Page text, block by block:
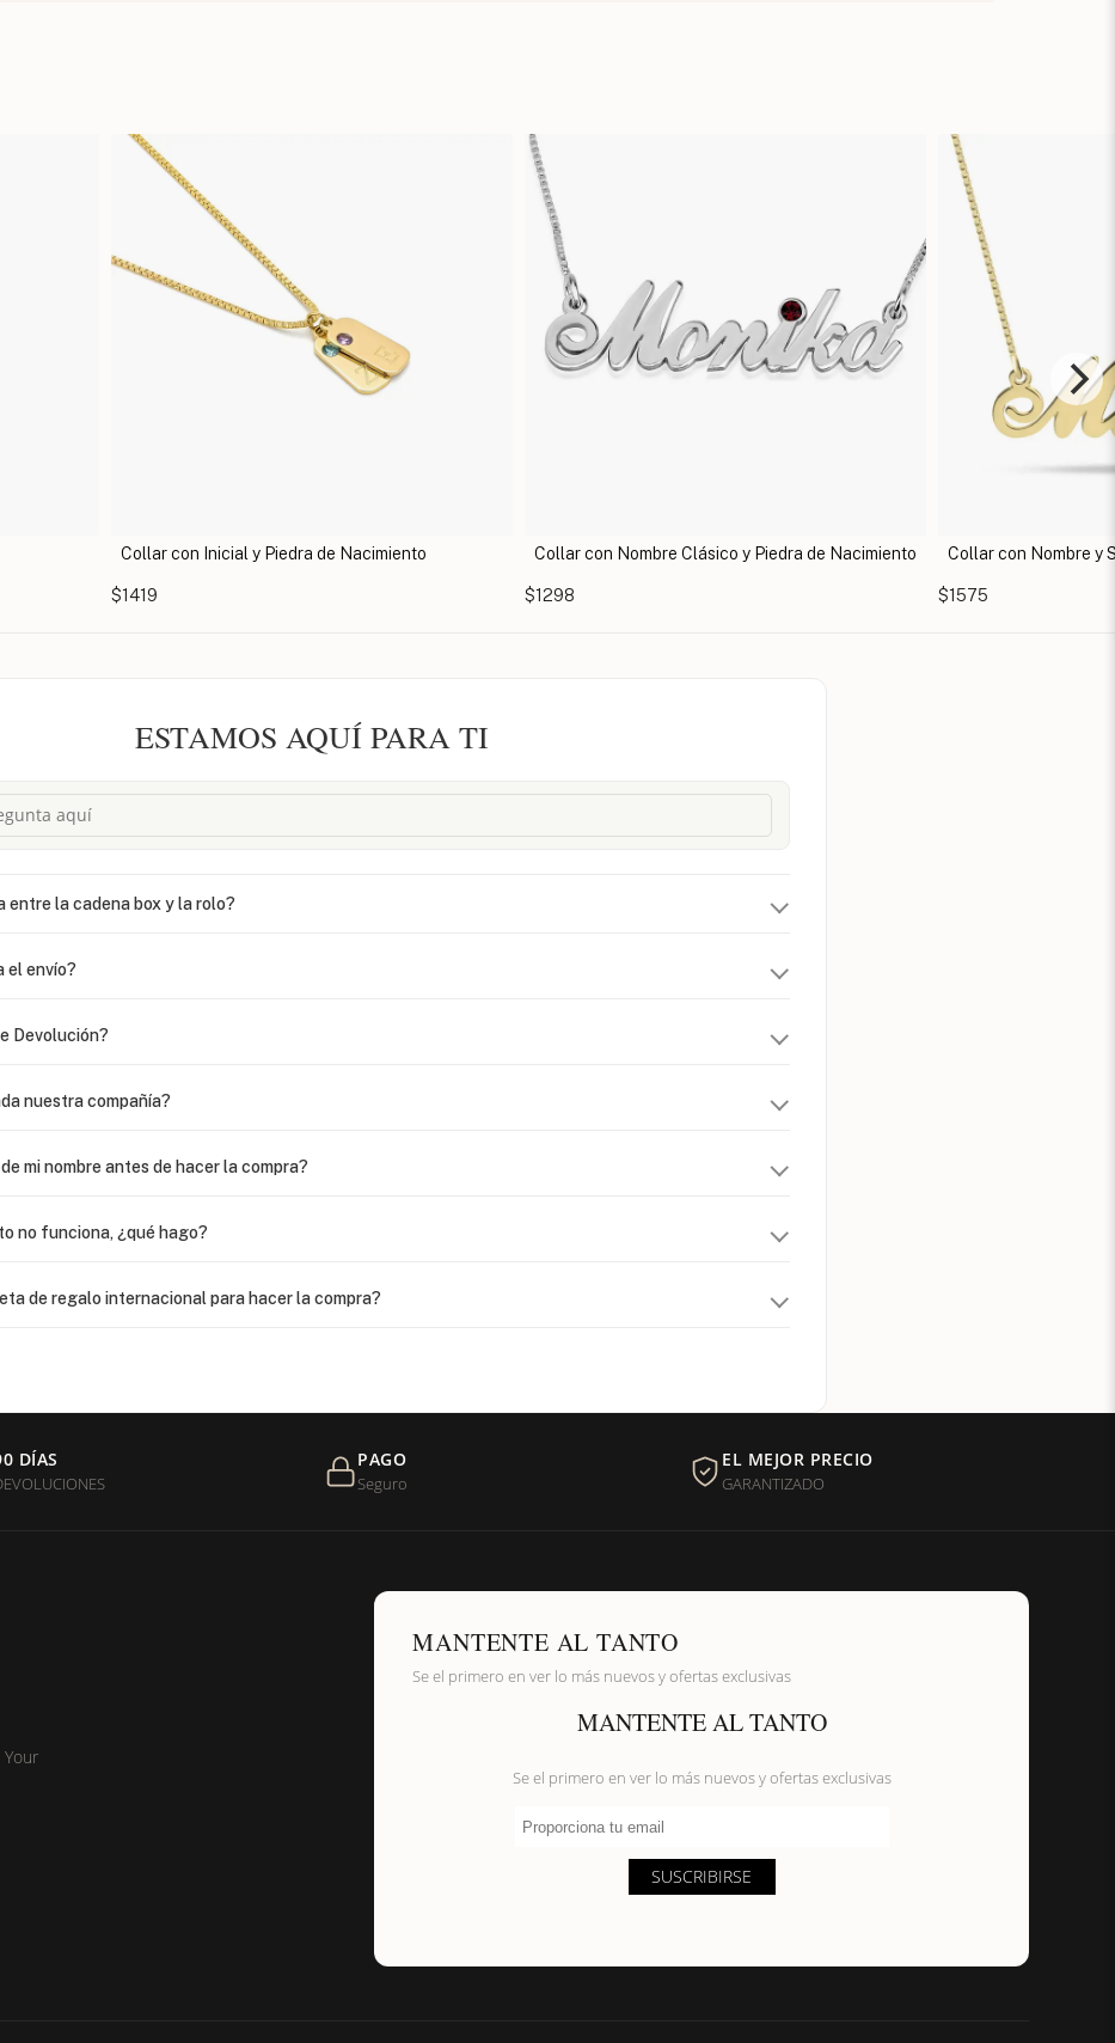
Collar con Inicial y Piedra de Nacimiento
$1419
Collar con Nombre Clásico y Piedra de Nacimiento
$1298
Collar con Nombre y
$1575
ESTAMOS AQUÍ PARA TI
entre la cadena box y la rolo?
el envío?
Devolución?
nuestra compañía?
mi nombre antes de hacer la compra?
no funciona, ¿qué hago?
de regalo internacional para hacer la compra?
de níquel?
DÍAS PAGO
Seguro
EL MEJOR PRECIO
GARANTIZADO
MANTENTE AL TANTO
Se el primero en ver lo más nuevos y ofertas exclusivas
MANTENTE AL TANTO
Se el primero en ver lo más nuevos y ofertas exclusivas
Proporciona tu email
SUSCRIBIRSE